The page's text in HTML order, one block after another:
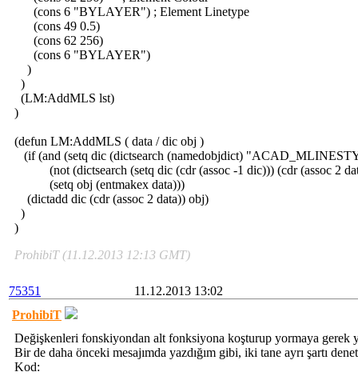
(cons 6 "BYLAYER") ; Element Linetype
(cons 49 0.5)
(cons 62 256)
(cons 6 "BYLAYER")
)
)
(LM:AddMLS lst)
)
(defun LM:AddMLS ( data / dic obj )
(if (and (setq dic (dictsearch (namedobjdict)
(not (dictsearch (setq dic (cdr (assoc -1 dic))) (cdr (assoc 2
(setq obj (entmakex data)))
(dictadd dic (cdr (assoc 2 data)) obj)
)
)
ProhibiT (11.12.2013 12:13 GMT)
75351
11.12.2013 13:02
ProhibiT
Değişkenleri fonskiyondan alt fonksiyona koşturup yormaya gerek
Bir de daha önceki mesajımda yazdığım gibi, iki tane ayrı şartı
Kod: